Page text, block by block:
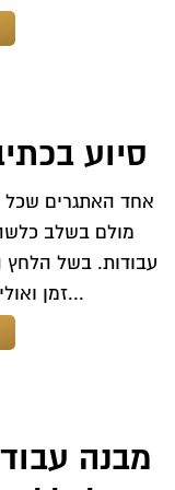
סיוע
אחד האתגרים שכל
מולם בשלב
עבודות. בשל הלחץ
זמן ואולי חוסר ביטחון ביכולת ההבעה...
מבנה